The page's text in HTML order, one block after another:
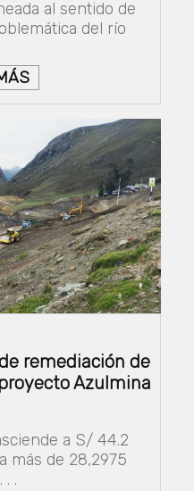
al sentido de
del río
remediación de
Azulmina
a S/ 44.2
más de 28,2975
.